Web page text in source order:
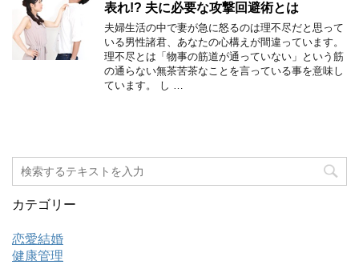
表れ!? 夫に必要な攻撃回避術とは
夫婦生活の中で妻が急に怒るのは理不尽だと思って
いる男性諸君、あなたの心構えが間違っています。
理不尽とは「物事の筋道が通っていない」という筋
の通らない無茶苦茶なことを言っている事を意味し
ています。 し …
カテゴリー
恋愛結婚
健康管理